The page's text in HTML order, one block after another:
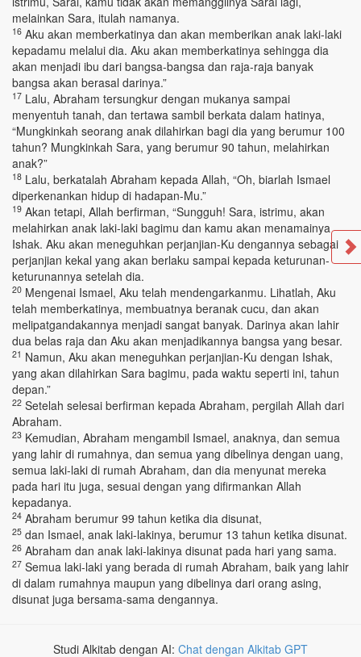
melainkan Sara, itulah namanya.
16 Aku akan memberkatinya dan akan memberikan anak laki-laki
kepadamu melalui dia. Aku akan memberkatinya sehingga dia
akan menjadi ibu dari bangsa-bangsa dan raja-raja banyak
bangsa akan berasal darinya.”
17 Lalu, Abraham tersungkur dengan mukanya sampai
menyentuh tanah, dan tertawa sambil berkata dalam hatinya,
“Mungkinkah seorang anak dilahirkan bagi dia yang berumur 100
tahun? Mungkinkah Sara, yang berumur 90 tahun, melahirkan
anak?”
18 Lalu, berkatalah Abraham kepada Allah, “Oh, biarlah Ismael
diperkenankan hidup di hadapan-Mu.”
19 Akan tetapi, Allah berfirman, “Sungguh! Sara, istrimu, akan
melahirkan anak laki-laki bagimu dan kamu akan menamainya
Ishak. Aku akan meneguhkan perjanjian-Ku dengannya sebagai
perjanjian kekal yang akan berlaku sampai kepada keturunan-
keturunannya setelah dia.
20 Mengenai Ismael, Aku telah mendengarkanmu. Lihatlah, Aku
telah memberkatinya, membuatnya beranak cucu, dan akan
melipatgandakannya menjadi sangat banyak. Darinya akan lahir
dua belas raja dan Aku akan menjadikannya bangsa yang besar.
21 Namun, Aku akan meneguhkan perjanjian-Ku dengan Ishak,
yang akan dilahirkan Sara bagimu, pada waktu seperti ini, tahun
depan.”
22 Setelah selesai berfirman kepada Abraham, pergilah Allah dari
Abraham.
23 Kemudian, Abraham mengambil Ismael, anaknya, dan semua
yang lahir di rumahnya, dan semua yang dibelinya dengan uang,
semua laki-laki di rumah Abraham, dan dia menyunat mereka
pada hari itu juga, sesuai dengan yang difirmankan Allah
kepadanya.
24 Abraham berumur 99 tahun ketika dia disunat,
25 dan Ismael, anak laki-lakinya, berumur 13 tahun ketika disunat.
26 Abraham dan anak laki-lakinya disunat pada hari yang sama.
27 Semua laki-laki yang berada di rumah Abraham, baik yang lahir
di dalam rumahnya maupun yang dibelinya dari orang asing,
disunat juga bersama-sama dengannya.
Studi Alkitab dengan AI: Chat dengan Alkitab GPT